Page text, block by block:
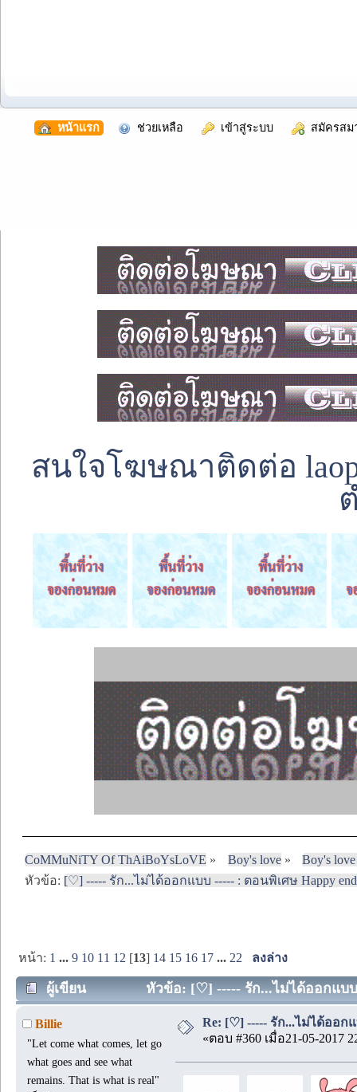
หน้าแรก ช่วยเหลือ เข้าสู่ระบบ สมัครสม
สนใจโฆษณาติดต่อ
CoMMuNiTY Of ThAiBoYsLoVE » Boy's love»
Boy's
หัวข้อ: [♡] ----- รัก...ไม่ได้ออกแบบ ----- : ตอนพิเศษ Happy
หน้า: 1 ...9 10 11 12 [13] 14 15 16 17 ... 22 ลงล่าง
ผู้เขียน หัวข้อ: [♡] ----- รัก...ไม่ได้ออกแบบ
Billie
"Let come what comes, let go
what goes and see what
remains. That is what is real"
Re: [♡] ----- รัก...ไม่ได้ออกแ
«ตอบ #360 เมื่อ21-05-2017